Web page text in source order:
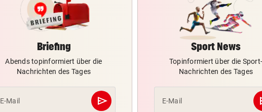
Briefing
Abends topinformiert über die
Nachrichten des Tages
E-Mail send
Abschicken
Sport News
Topinformiert über die Sport-
Nachrichten des Tages
E-Mail